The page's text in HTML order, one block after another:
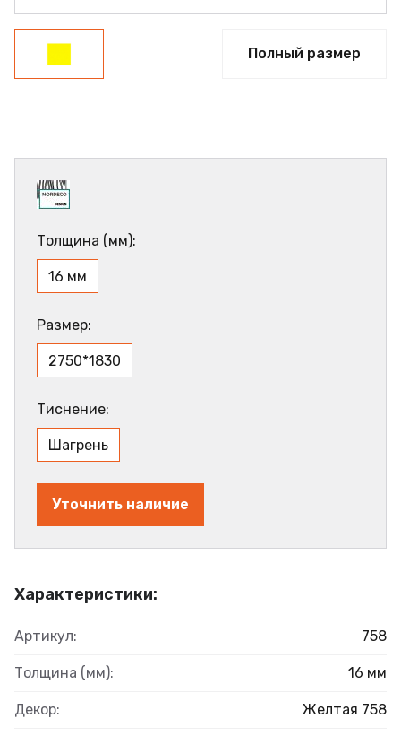
Полный размер
Характеристики:
Артикул: 758
Толщина (мм): 16 мм
Декор: Желтая 758
Толщина (мм):
16 мм
Размер:
2750*1830
Тиснение:
Шагрень
Уточнить наличие